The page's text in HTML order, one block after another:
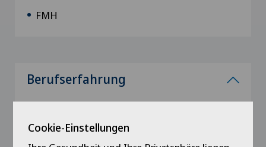
FMH
Berufserfahrung
seit 2017
Cookie-Einstellungen